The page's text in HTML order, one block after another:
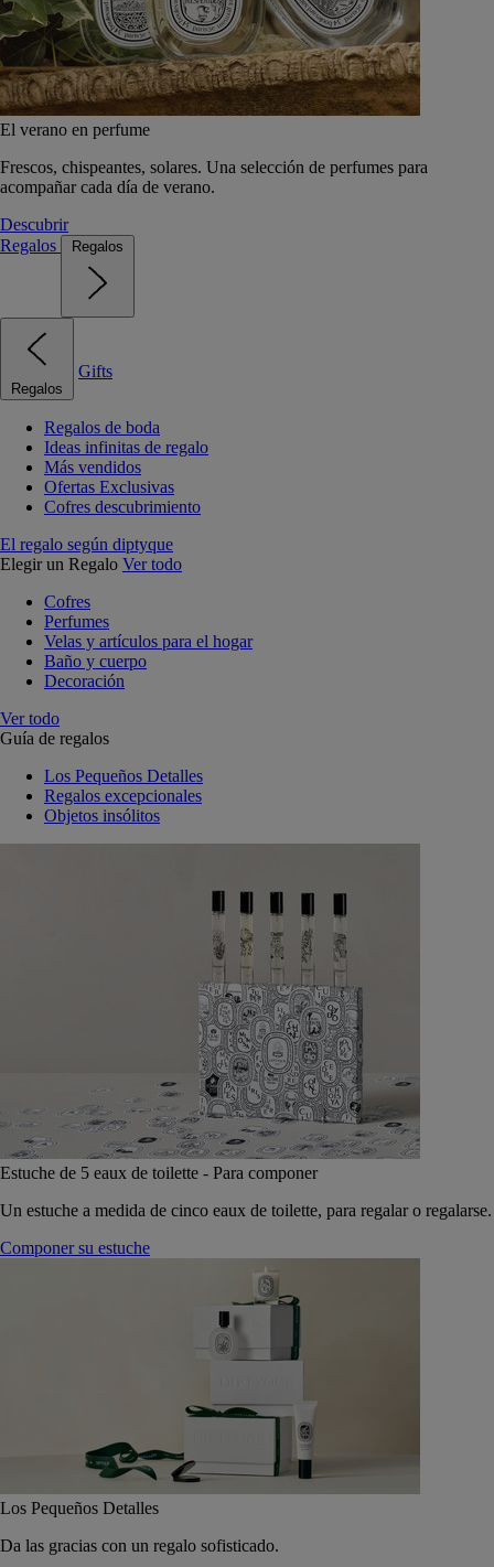
El verano en perfume
Frescos, chispeantes, solares. Una selección de perfumes para
acompañar cada día de verano.
Descubrir
Regalos
Regalos
Regalos
Gifts
Regalos de boda
Ideas infinitas de regalo
Más vendidos
Ofertas Exclusivas
Cofres descubrimiento
El regalo según diptyque
Elegir un Regalo Ver todo
Cofres
Perfumes
Velas y artículos para el hogar
Baño y cuerpo
Decoración
Ver todo
Guía de regalos
Los Pequeños Detalles
Regalos excepcionales
Objetos insólitos
Estuche de 5 eaux de toilette - Para componer
Un estuche a medida de cinco eaux de toilette, para regalar o regalarse.
Componer su estuche
Los Pequeños Detalles
Da las gracias con un regalo sofisticado.